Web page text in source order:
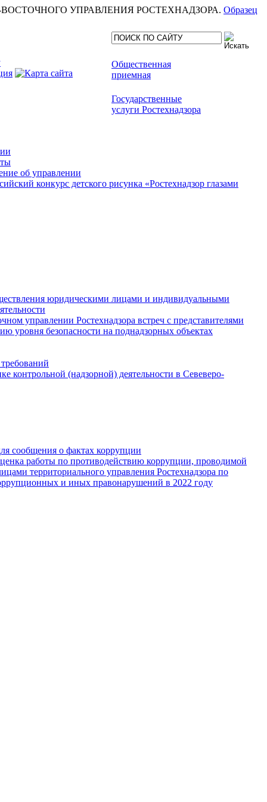
СЕВЕРО-ВОСТОЧНОГО УПРАВЛЕНИЯ РОСТЕХНАДЗОРА. Образец
Общественная
приемная
Государственные
услуги Ростехнадзора
об управлении
конкурс детского рисунка «Ростехнадзор глазами
юридическими лицами и индивидуальными
управлении Ростехнадзора встреч с представителями
уровня безопасности на поднадзорных объектах
контрольной (надзорной) деятельности в Севеверо-
сообщения о фактах коррупции
работы по противодействию коррупции, проводимой
территориального управления Ростехнадзора по
и иных правонарушений в 2022 году